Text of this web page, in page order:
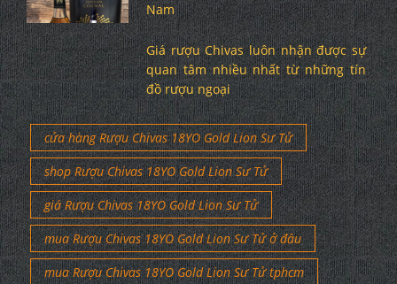
Nam
Giá rượu Chivas luôn nhận được sự
quan tâm nhiều nhất từ những tín
đồ rượu ngoại
cửa hàng Rượu Chivas 18YO Gold Lion Sư Tử
shop Rượu Chivas 18YO Gold Lion Sư Tử
giá Rượu Chivas 18YO Gold Lion Sư Tử
mua Rượu Chivas 18YO Gold Lion Sư Tử ở đâu
mua Rượu Chivas 18YO Gold Lion Sư Tử tphcm